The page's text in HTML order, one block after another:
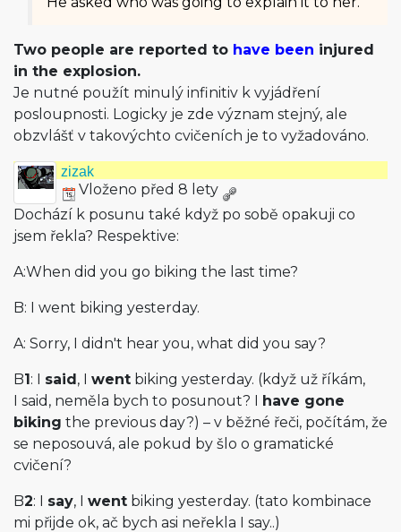
Two people are reported to have been injured
in the explosion.
Je nutné použít minulý infinitiv k vyjádření
posloupnosti. Logicky je zde význam stejný, ale
obzvlášť v takovýchto cvičeních je to vyžadováno.
zizak
Vloženo před 8 lety
Dochází k posunu také když po sobě opakuji co
jsem řekla? Respektive:
A:When did you go biking the last time?
B: I went biking yesterday.
A: Sorry, I didn't hear you, what did you say?
B1: I said, I went biking yesterday. (když už říkám,
I said, neměla bych to posunout? I have gone
biking the previous day?) – v běžné řeči, počítám, že
se neposouvá, ale pokud by šlo o gramatické
cvičení?
B2: I say, I went biking yesterday. (tato kombinace
mi přijde ok, ač bych asi neřekla I say..)